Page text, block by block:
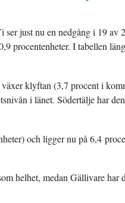
ser just nu ennedgång i 19 av
procentenheter. I tabellen
klyftan (3,7 procent i
i länet. Södertälje har
) och ligger nu på 6,4
helhet, medan Gällivare har